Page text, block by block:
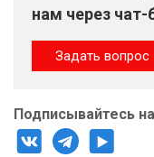
нам через чат-
Задать вопрос
Подписывайтесь